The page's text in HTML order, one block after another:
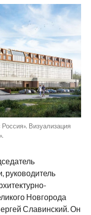
Визуализация
руководитель
Новгорода
Славинский. Он